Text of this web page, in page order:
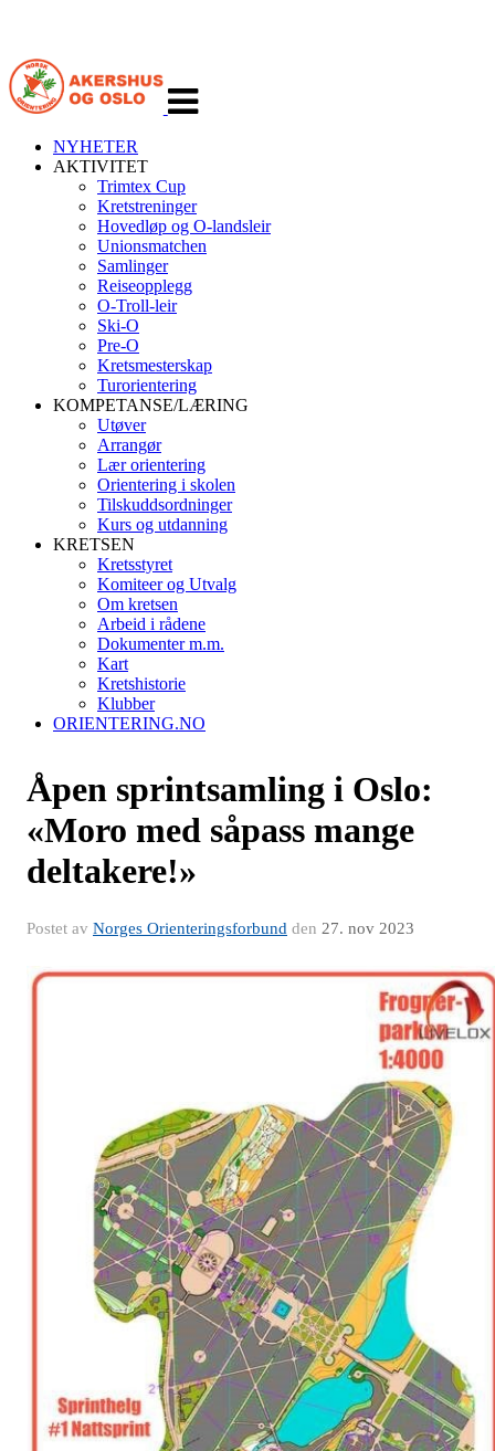
navigasjon
NYHETER
AKTIVITET
Trimtex Cup
Kretstreninger
Hovedløp og O-landsleir
Unionsmatchen
Samlinger
Reiseopplegg
O-Troll-leir
Ski-O
Pre-O
Kretsmesterskap
Turorientering
KOMPETANSE/LÆRING
Utøver
Arrangør
Lær orientering
Orientering i skolen
Tilskuddsordninger
Kurs og utdanning
KRETSEN
Kretsstyret
Komiteer og Utvalg
Om kretsen
Arbeid i rådene
Dokumenter m.m.
Kart
Kretshistorie
Klubber
ORIENTERING.NO
Åpen sprintsamling i Oslo:
«Moro med såpass mange
deltakere!»
Postet av Norges Orienteringsforbund den 27. nov 2023